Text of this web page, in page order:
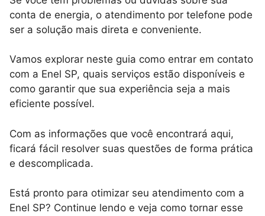
conta de energia, o atendimento por telefone pode
ser a solução mais direta e conveniente.
Vamos explorar neste guia como entrar em contato
com a Enel SP, quais serviços estão disponíveis e
como garantir que sua experiência seja a mais
eficiente possível.
Com as informações que você encontrará aqui,
ficará fácil resolver suas questões de forma prática
e descomplicada.
Está pronto para otimizar seu atendimento com a
Enel SP? Continue lendo e veja como tornar esse